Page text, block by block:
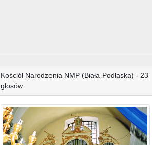
Kościół Narodzenia NMP (Biała Podlaska) - 23
głosów